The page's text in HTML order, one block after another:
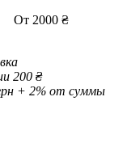
От 2000 ₴
200 ₴
+ 2% от суммы